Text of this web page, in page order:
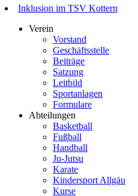
Inklusion im TSV Kottern
Verein
Vorstand
Geschäftsstelle
Beiträge
Satzung
Leitbild
Sportanlagen
Formulare
Abteilungen
Basketball
Fußball
Handball
Ju-Jutsu
Karate
Kindersport Allgäu
Kurse